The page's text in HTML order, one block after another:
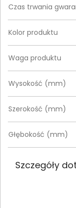
Czas trwania
Kolor produktu
Waga produktu
Wysokość (mm)
Szerokość (mm)
Głębokość (mm)
Szczegóły